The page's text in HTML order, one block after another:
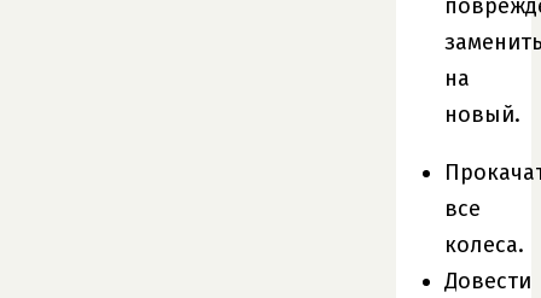
на
новый.
все
колеса.
Довести